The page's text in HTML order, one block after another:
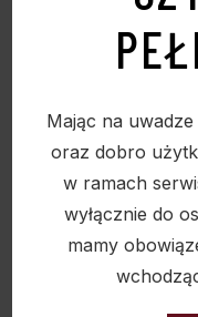
Mając na
oraz dobro
w ramach
wyłącznie do
mamy